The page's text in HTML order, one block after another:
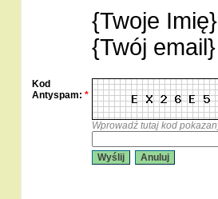
{Twoje Imię}
{Twój email}
Kod
Antyspam: *
Wprowadź tutaj kod
Wyślij Anuluj